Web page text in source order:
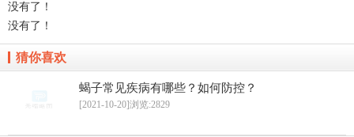
没有了！
没有了！
猜你喜欢
蝎子常见疾病有哪些？如何防控？
[2021-10-20]浏览:2829